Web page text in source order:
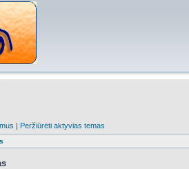
| Peržiūrėti aktyvias temas